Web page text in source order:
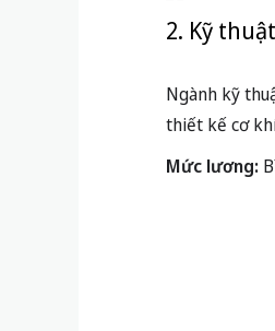
2. Kỹ
Ngành kỹ
thiết kế cơ
Mức lương: